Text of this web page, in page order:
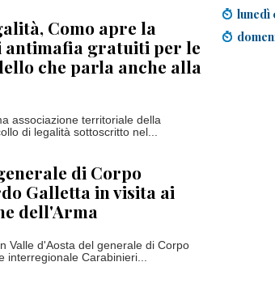
lunedì
Como apre la
gratuiti per le
che parla anche alla
associazione territoriale della
di legalità sottoscritto nel...
di Corpo
Galletta in visita ai
dell'Arma
Valle d'Aosta del generale di Corpo
interregionale Carabinieri...